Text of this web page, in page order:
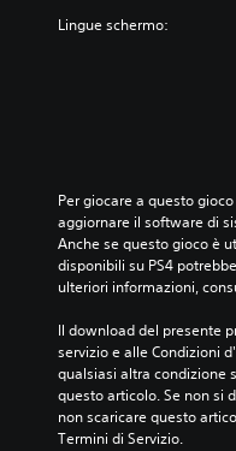
Lingue schermo:
Per giocare a questo
aggiornare il software di
Anche se questo gioco è
disponibili su PS4
ulteriori informazioni,
Il download del presente
servizio e alle Condizioni
qualsiasi altra condizione
questo articolo. Se non si
non scaricare questo
Termini di Servizio.